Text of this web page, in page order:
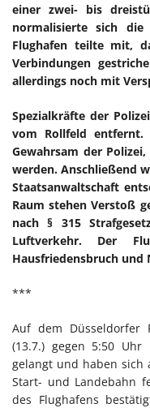
einer zwei- bis
normalisierte sich
Flughafen teilte mit,
Verbindungen
allerdings noch mit
Spezialkräfte der
vom Rollfeld
Gewahrsam der
werden. Anschließend
Staatsanwaltschaft
Raum stehen Verstoß
nach § 315
Luftverkehr. Der
Hausfriedensbruch und
***
Auf dem Düsseldorfer
(13.7.) gegen 5:50
gelangt und haben sich
Start- und Landebahn
des Flughafens